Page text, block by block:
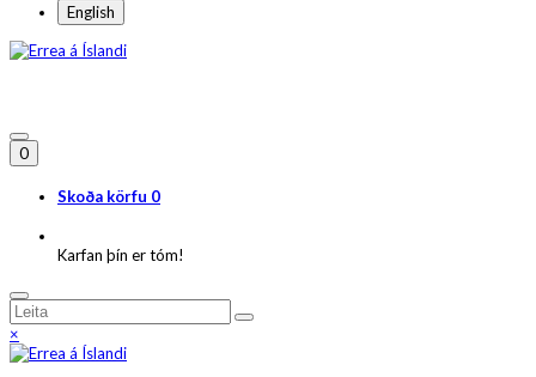
English
0
Skoða körfu 0
Karfan þín er tóm!
×